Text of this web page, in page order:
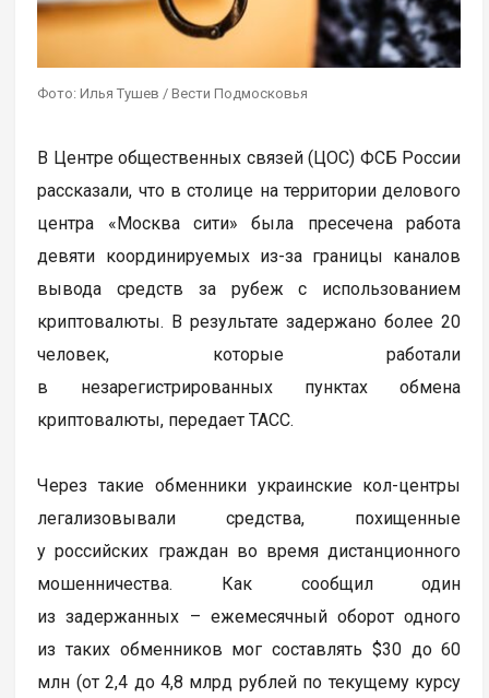
Фото: Илья Тушев / Вести Подмосковья
В Центре общественных связей (ЦОС) ФСБ России
рассказали, что в столице на территории делового
центра «Москва сити» была пресечена работа
девяти координируемых из-за границы каналов
вывода средств за рубеж с использованием
криптовалюты. В результате задержано более 20
человек, которые работали
в незарегистрированных пунктах обмена
криптовалюты, передает ТАСС.
Через такие обменники украинские кол-центры
легализовывали средства, похищенные
у российских граждан во время дистанционного
мошенничества. Как сообщил один
из задержанных – ежемесячный оборот одного
из таких обменников мог составлять $30 до 60
млн (от 2,4 до 4,8 млрд рублей по текущему курсу